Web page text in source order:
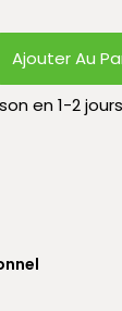
Ajouter Au
en 1-2